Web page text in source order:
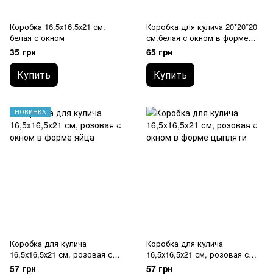
Коробка 16,5х16,5х21 см,
белая с окном
35 грн
Купить
Коробка для кулича 20*20*20
см,белая с окном в форме
зайчика
65 грн
Купить
НОВИНКА
Коробка для кулича
16,5х16,5х21 см, розовая с
окном в форме яйца
57 грн
Коробка для кулича
16,5х16,5х21 см, розовая с
окном в форме цыпляти
57 грн